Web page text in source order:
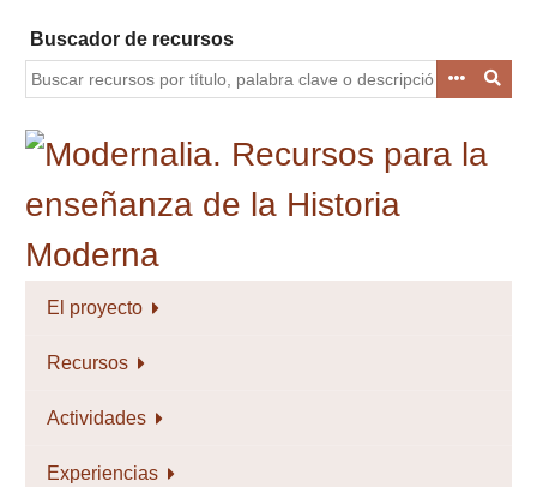
contenido
principal
Buscador de recursos
El proyecto
Recursos
Actividades
Experiencias